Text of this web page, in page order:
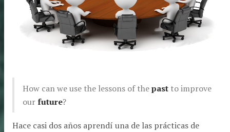
How can we use the lessons of thepast to improve
ourfuture?
Hace casi dos años aprendí una de las prácticas de